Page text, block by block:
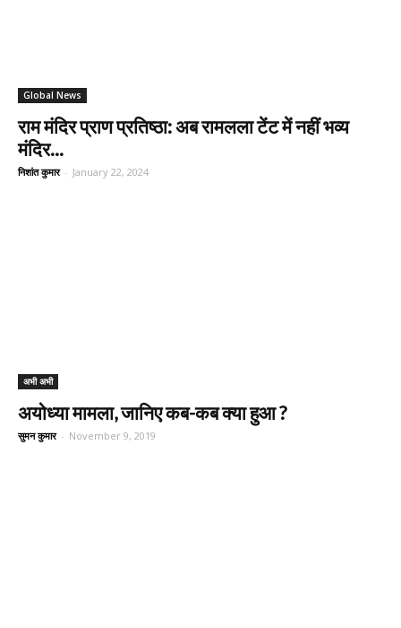
Global News
राम मंदिर प्राण प्रतिष्ठा: अब रामलला टेंट में नहीं भव्य
मंदिर...
निशांत कुमार - January 22, 2024
अभी अभी
अयोध्या मामला, जानिए कब-कब क्या हुआ ?
सुमन कुमार - November 9, 2019